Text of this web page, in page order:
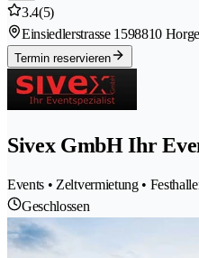
3.4(5)
Einsiedlerstrasse 1598810
Termin reservieren
Sivex GmbH Ihr
Events • Zeltvermietung •
Geschlossen